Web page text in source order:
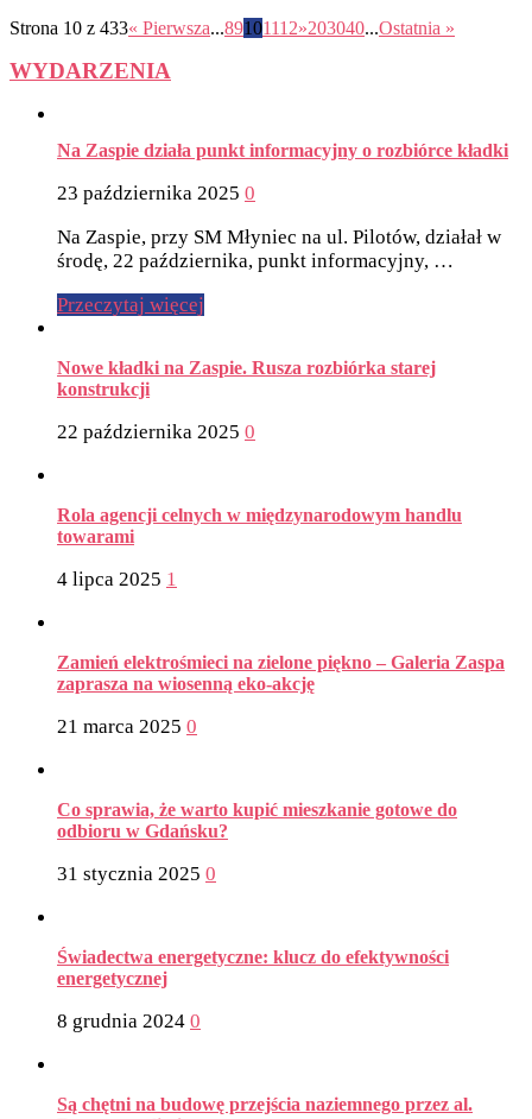
Strona 10 z 433« Pierwsza...89101112»203040...Ostatnia »
WYDARZENIA
Na Zaspie działa punkt informacyjny o rozbiórce kładki
23 października 2025 0
Na Zaspie, przy SM Młyniec na ul. Pilotów, działał w
środę, 22 października, punkt informacyjny, …
Przeczytaj więcej
Nowe kładki na Zaspie. Rusza rozbiórka starej
konstrukcji
22 października 2025 0
Rola agencji celnych w międzynarodowym handlu
towarami
4 lipca 2025 1
Zamień elektrośmieci na zielone piękno – Galeria Zaspa
zaprasza na wiosenną eko-akcję
21 marca 2025 0
Co sprawia, że warto kupić mieszkanie gotowe do
odbioru w Gdańsku?
31 stycznia 2025 0
Świadectwa energetyczne: klucz do efektywności
energetycznej
8 grudnia 2024 0
Są chętni na budowę przejścia naziemnego przez al.